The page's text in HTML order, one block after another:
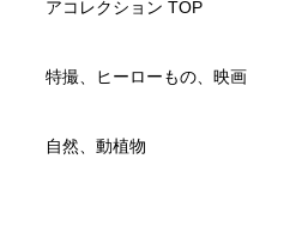
アコレクション TOP
特撮、ヒーローもの、映画
自然、動植物